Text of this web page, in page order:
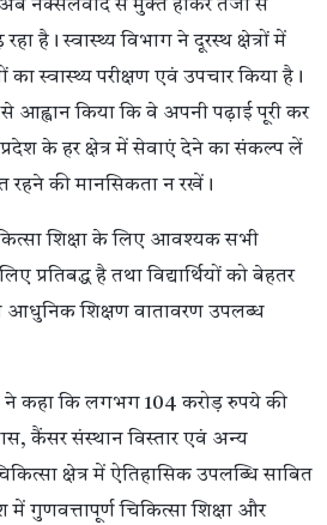
अब नक्सलवाद से मुक्त होकर तेजी से
है। स्वास्थ्य विभाग ने दूरस्थ क्षेत्रों में
स्वास्थ्य परीक्षण एवं उपचार किया है।
से आह्वान किया कि वे अपनी पढ़ाई पूरी कर
के हर क्षेत्र में सेवाएं देने का संकल्प लें
की मानसिकता न रखें।
शिक्षा के लिए आवश्यक सभी
प्रतिबद्ध है तथा विद्यार्थियों को बेहतर
आधुनिक शिक्षण वातावरण उपलब्ध
ने कहा कि लगभग 104 करोड़ रुपये की
कैंसर संस्थान विस्तार एवं अन्य
क्षेत्र में ऐतिहासिक उपलब्धि साबित
में गुणवत्तापूर्ण चिकित्सा शिक्षा और